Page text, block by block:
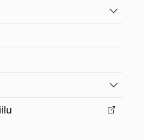
Vaihda
Vaihda